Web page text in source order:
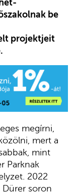
be
projektjeit
megírni,
mert a
mint
Parknak
2022
Dürer soron